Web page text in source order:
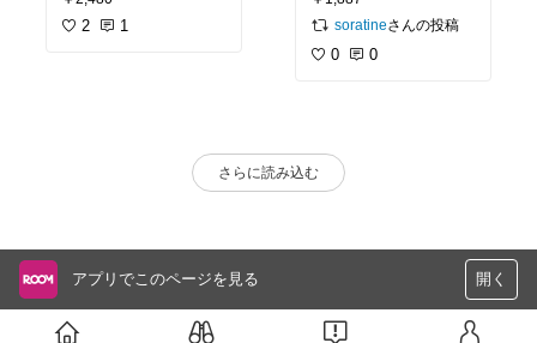
2 1
soratineさんの投稿
0 0
さらに読み込む
アプリでこのページを見る 開く